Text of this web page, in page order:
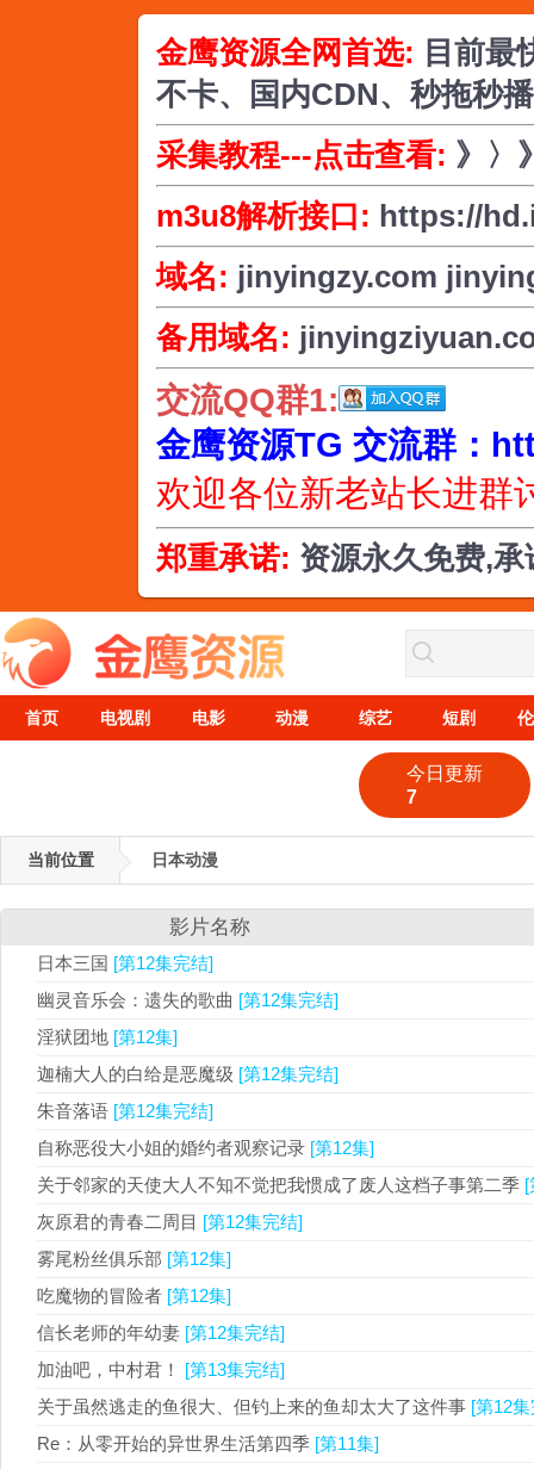
金鹰资源全网首选: 目前最
不卡、国内CDN、秒拖秒
采集教程---点击查看: 》〉
m3u8解析接口: https://
域名: jinyingzy.com
备用域名:
交流QQ群1:
金鹰资源TG 交流群：
欢迎各位新老站长进群
郑重承诺: 资源永久免费,
首页 电视剧 电影 动漫 综艺 短剧
今日更新
7
当前位置 日本动漫
影片名称
日本三国 [第12集完结]
幽灵音乐会：遗失的歌曲 [第12集完结]
淫狱团地 [第12集]
迦楠大人的白给是恶魔级 [第12集完结]
朱音落语 [第12集完结]
自称恶役大小姐的婚约者观察记录 [第12集]
关于邻家的天使大人不知不觉把我惯成了废人这档子事第二季 [
灰原君的青春二周目 [第12集完结]
雾尾粉丝俱乐部 [第12集]
吃魔物的冒险者 [第12集]
信长老师的年幼妻 [第12集完结]
加油吧，中村君！ [第13集完结]
关于虽然逃走的鱼很大、但钓上来的鱼却太大了这件事 [第12
Re：从零开始的异世界生活第四季 [第11集]